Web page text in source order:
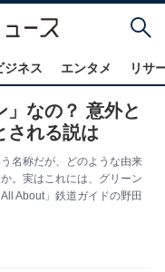
ジネス エンタメ リサ
」なの？ 意外と
される説は
名称だが、どのような由来
。実はこれには、グリーン
About」鉄道ガイドの野田